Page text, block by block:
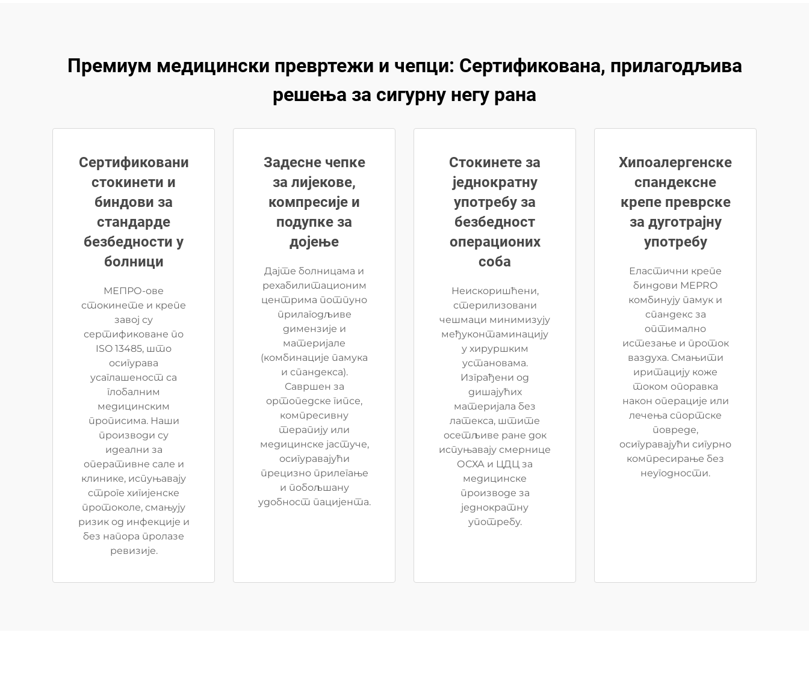
Премиум медицински превртежи и чепци: Сертификована, прилагодљива
решења за сигурну негу рана
Сертификовани
стокинети и
биндови за
стандарде
безбедности у
болници
МЕПРО-ове
стокинете и крепе
завој су
сертификоване по
ISO 13485, што
осигурава
усаглашеност са
глобалним
медицинским
прописима. Наши
производи су
идеални за
оперативне сале и
клинике, испуњавају
строге хигијенске
протоколе, смањују
ризик од инфекције и
без напора пролазе
ревизије.
Задесне чепке
за лијекове,
компресије и
подупке за
дојење
Дајте болницама и
рехабилитационим
центрима потпуно
прилагодљиве
димензије и
материјале
(комбинације памука
и спандекса).
Савршен за
ортопедске гипсе,
компресивну
терапију или
медицинске јастуче,
осигуравајући
прецизно прилегање
и побољшану
удобност пацијента.
Стокинете за
једнократну
употребу за
безбедност
операционих
соба
Неискоришћени,
стерилизовани
чешмаци минимизују
међуконтаминацију
у хируршким
установама.
Изграђени од
дишајућих
материјала без
латекса, штите
осетљиве ране док
испуњавају смернице
ОСХА и ЦДЦ за
медицинске
производе за
једнократну
употребу.
Хипоалергенске
спандексне
крепе преврске
за дуготрајну
употребу
Еластични крепе
биндови MEPRO
комбинују памук и
спандекс за
оптимално
истезање и проток
ваздуха. Смањити
иритацију коже
током опоравка
након операције или
лечења спортске
повреде,
осигуравајући сигурно
компресирање без
неугодности.